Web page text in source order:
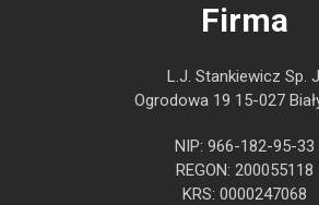
Firma
L.J. Stankiewicz Sp.
Ogrodowa 19 15-027
NIP: 966-182-95-33
REGON: 200055118
KRS: 0000247068